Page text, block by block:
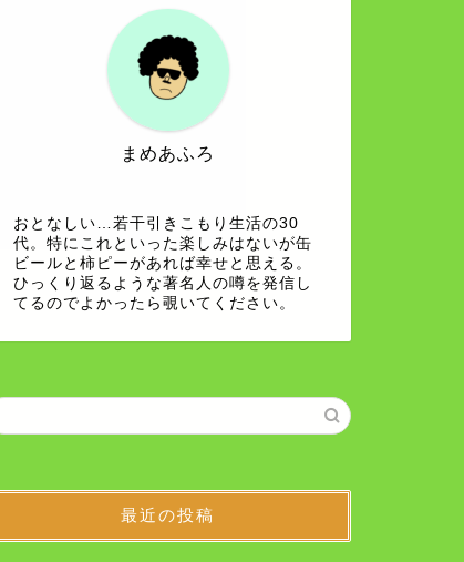
まめあふろ
おとなしい…若干引きこもり生活の30
代。特にこれといった楽しみはないが缶
ビールと柿ピーがあれば幸せと思える。
ひっくり返るような著名人の噂を発信し
てるのでよかったら覗いてください。
最近の投稿